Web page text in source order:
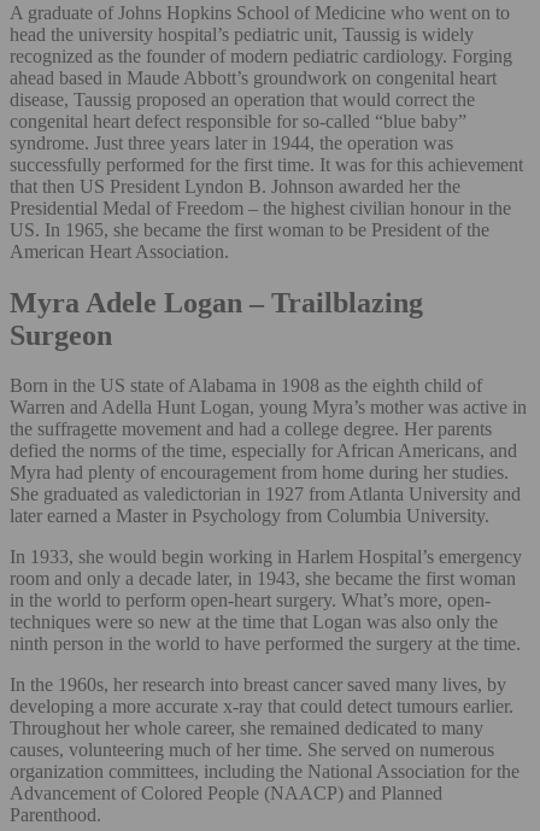
A graduate of Johns Hopkins School of Medicine who went on to
head the university hospital’s pediatric unit, Taussig is widely
recognized as the founder of modern pediatric cardiology. Forging
ahead based in Maude Abbott’s groundwork on congenital heart
disease, Taussig proposed an operation that would correct the
congenital heart defect responsible for so-called “blue baby”
syndrome. Just three years later in 1944, the operation was
successfully performed for the first time. It was for this achievement
that then US President Lyndon B. Johnson awarded her the
Presidential Medal of Freedom – the highest civilian honour in the
US. In 1965, she became the first woman to be President of the
American Heart Association.
Myra Adele Logan – Trailblazing
Surgeon
Born in the US state of Alabama in 1908 as the eighth child of
Warren and Adella Hunt Logan, young Myra’s mother was active in
the suffragette movement and had a college degree. Her parents
defied the norms of the time, especially for African Americans, and
Myra had plenty of encouragement from home during her studies.
She graduated as valedictorian in 1927 from Atlanta University and
later earned a Master in Psychology from Columbia University.
In 1933, she would begin working in Harlem Hospital’s emergency
room and only a decade later, in 1943, she became the first woman
in the world to perform open-heart surgery. What’s more, open-
techniques were so new at the time that Logan was also only the
ninth person in the world to have performed the surgery at the time.
In the 1960s, her research into breast cancer saved many lives, by
developing a more accurate x-ray that could detect tumours earlier.
Throughout her whole career, she remained dedicated to many
causes, volunteering much of her time. She served on numerous
organization committees, including the National Association for the
Advancement of Colored People (NAACP) and Planned
Parenthood.